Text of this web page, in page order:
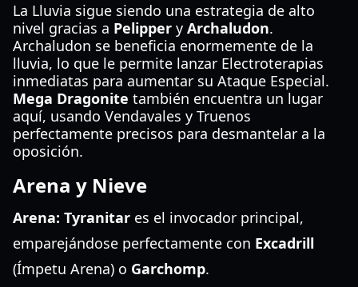
La Lluvia sigue siendo una estrategia de alto
nivel gracias a Pelipper y Archaludon.
Archaludon se beneficia enormemente de la
lluvia, lo que le permite lanzar Electroterapias
inmediatas para aumentar su Ataque Especial.
Mega Dragonite también encuentra un lugar
aquí, usando Vendavales y Truenos
perfectamente precisos para desmantelar a la
oposición.
Arena y Nieve
Arena: Tyranitar es el invocador principal,
emparejándose perfectamente con Excadrill
(Ímpetu Arena) o Garchomp.